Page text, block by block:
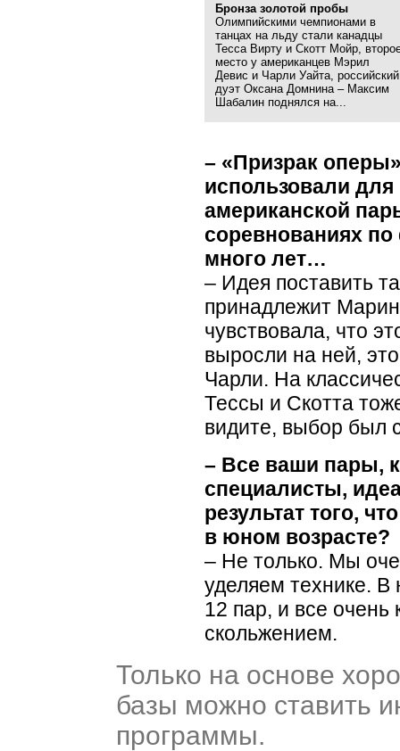
Бронза золотой пробы
Олимпийскими чемпионами в
танцах на льду стали канадцы
Тесса Вирту и Скотт Мойр,
место у американцев Мэрил
Девис и Чарли Уайта, российский
дуэт Оксана Домнина – Максим
Шабалин поднялся на...
– «Призрак
использовали для
американской
соревнованиях
много лет…
– Идея поставить
принадлежит
чувствовала, что
выросли на ней,
Чарли. На
Тессы и Скотта
видите, выбор был
– Все ваши пары,
специалисты,
результат того,
в юном возрасте?
– Не только. Мы
уделяем технике.
12 пар, и все очень
скольжением.
Только на основе
базы можно ставить
программы.